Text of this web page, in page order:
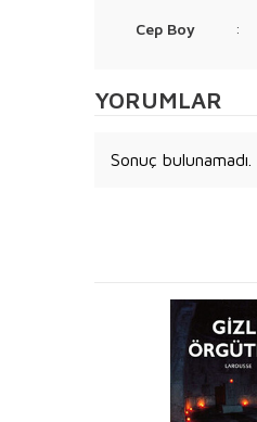
Cep Boy :
YORUMLAR
Sonuç bulunamadı.